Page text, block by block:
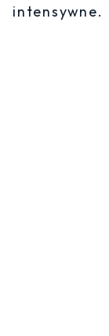
intensywne.